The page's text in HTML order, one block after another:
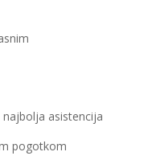
asistencija
pogotkom